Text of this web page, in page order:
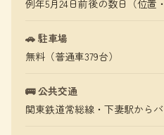
例年5月24日前後の数日（位置
🚗 駐車場
無料（普通車379台）
🚌 公共交通
関東鉄道常総線・下妻駅から